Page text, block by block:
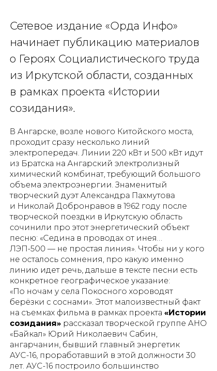
Сетевое издание «Орда Инфо»
начинает публикацию материалов
о Героях Социалистического труда
из Иркутской области, созданных
в рамках проекта «Истории
созидания».
В Ангарске, возле нового Китойского моста,
проходит сразу несколько линий
электропередач. Линии 220 кВт и 500 кВт идут
из Братска на Ангарский электролизный
химический комбинат, требующий большого
объема электроэнергии. Знаменитый
творческий дуэт Александра Пахмутова
и Николай Добронравов в 1962 году после
творческой поездки в Иркутскую область
сочинили про этот энергетический объект
песню: «Седина в проводах от инея…
ЛЭП-500 — не простая линия». Чтобы ни у кого
не осталось сомнения, про какую именно
линию идет речь, дальше в тексте песни есть
конкретное географическое указание:
«По ночам у села Покосного хороводят
берёзки с соснами». Этот малоизвестный факт
на съемках фильма в рамках проекта «Истории
созидания» рассказал творческой группе АНО
«Байкал» Юрий Николаевич Сабин,
ангарчанин, бывший главный энергетик
АУС-16, проработавший в этой должности 30
лет. АУС-16 построило большинство